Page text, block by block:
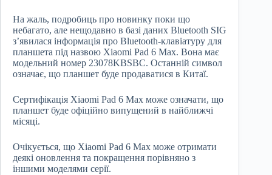
На жаль, подробиць про новинку поки що
небагато, але нещодавно в базі даних Bluetooth SIG
з’явилася інформація про Bluetooth-клавіатуру для
планшета під назвою Xiaomi Pad 6 Max. Вона має
модельний номер 23078KBSBC. Останній символ
означає, що планшет буде продаватися в Китаї.
Сертифікація Xiaomi Pad 6 Max може означати, що
планшет буде офіційно випущений в найближчі
місяці.
Очікується, що Xiaomi Pad 6 Max може отримати
деякі оновлення та покращення порівняно з
іншими моделями серії.